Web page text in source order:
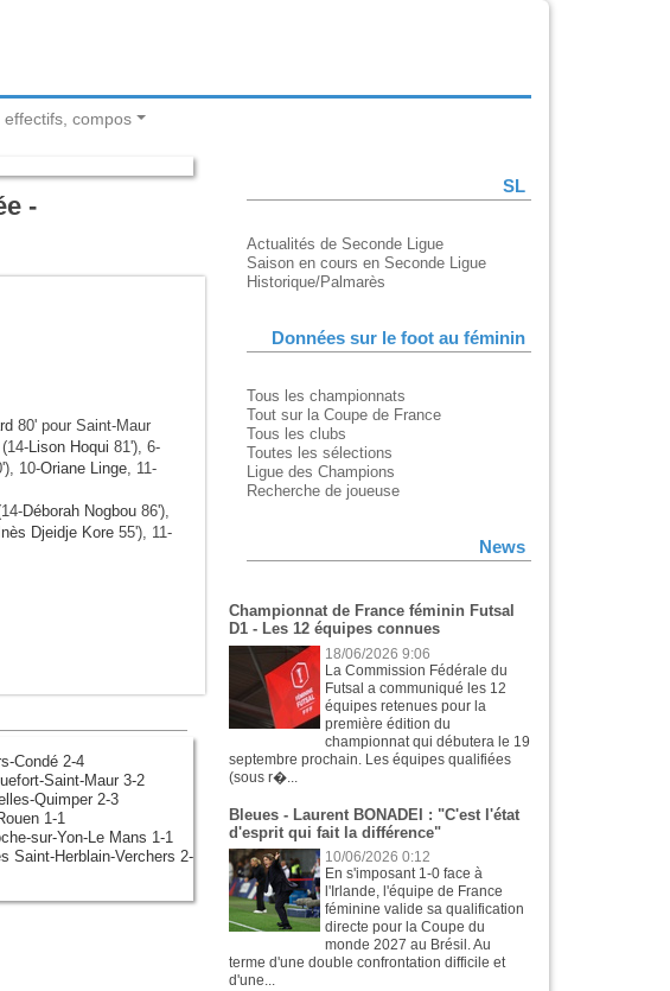
effectifs, compos
-
80' pour Saint-Maur
(14- Lison Hoqui 81'), 6-
10-Oriane Linge , 11-
Déborah Nogbou 86'),
Inès Djeidje Kore 55'), 11-
Condé 2-4
Saint-Maur 3-2
Quimper 2-3
1-1
sur-Yon-Le Mans 1-1
Saint-Herblain-Verchers 2-
SL
Actualités de Seconde Ligue
Saison en cours en Seconde Ligue
Historique/Palmarès
Données sur le foot au féminin
Tous les championnats
Tout sur la Coupe de France
Tous les clubs
Toutes les sélections
Ligue des Champions
Recherche de joueuse
News
Championnat de France féminin Futsal
D1 - Les 12 équipes connues
18/06/2026 9:06
La Commission Fédérale du
Futsal a communiqué les 12
équipes retenues pour la
première édition du
championnat qui débutera le 19
septembre prochain. Les équipes qualifiées
(sous r�...
Bleues - Laurent BONADEI : "C'est l'état
d'esprit qui fait la différence"
10/06/2026 0:12
En s'imposant 1-0 face à
l'Irlande, l'équipe de France
féminine valide sa qualification
directe pour la Coupe du
monde 2027 au Brésil. Au
terme d'une double confrontation difficile et
d'une...